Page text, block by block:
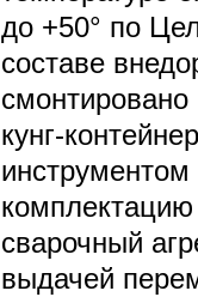
до +50° по
составе
смонтировано
кунг-
сварочный
выдачей